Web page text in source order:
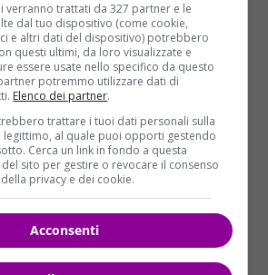
davvero ed è un prototipo
– Museum of Mathematics di
sì che le ruote quadrate scorrano
il profilo della pedana deve
requisiti. Nel compito della
verranno trattati da 327 partner e le
dal tuo dispositivo (come cookie,
e altri dati del dispositivo) potrebbero
questi ultimi, da loro visualizzate e
essere usate nello specifico da questo
potremmo utilizzare dati di
Elenco dei partner.
trattare i tuoi dati personali sulla
legittimo, al quale puoi opporti gestendo
Cerca un link in fondo a questa
sito per gestire o revocare il consenso
privacy e dei cookie.
Acconsenti